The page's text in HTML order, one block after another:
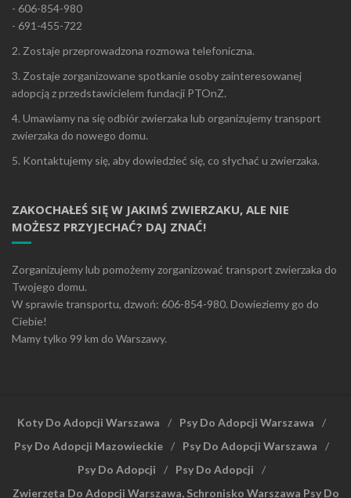
- 606-854-980
- 691-455-722
2. Zostaje przeprowadzona rozmowa telefoniczna.
3. Zostaje zorganizowane spotkanie osoby zainteresowanej
adopcją z przedstawicielem fundacji PTOnZ.
4. Umawiamy na się odbiór zwierzaka lub organizujemy transport
zwierzaka do nowego domu.
5. Kontaktujemy się, aby dowiedzieć się, co słychać u zwierzaka.
ZAKOCHAŁEŚ SIĘ W JAKIMŚ ZWIERZAKU, ALE NIE
MOŻESZ PRZYJECHAĆ? DAJ ZNAĆ!
Zorganizujemy lub pomożemy zorganizować transport zwierzaka do
Twojego domu.
W sprawie transportu, dzwoń: 606-854-980. Dowieziemy go do
Ciebie!
Mamy tylko 99 km do Warszawy.
Koty Do Adopcji Warszawa
Psy Do Adopcji Warszawa
Psy Do Adopcji Mazowieckie
Psy Do Adopcji Warszawa
Psy Do Adopcji
Psy Do Adopcji
Zwierzęta Do Adopcji Warszawa, Schronisko Warszawa Psy Do